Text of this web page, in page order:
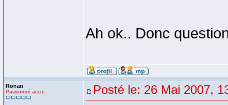
Ah ok.. Donc
Ronan
Passionné accro Posté le: 26 Mai 2007,